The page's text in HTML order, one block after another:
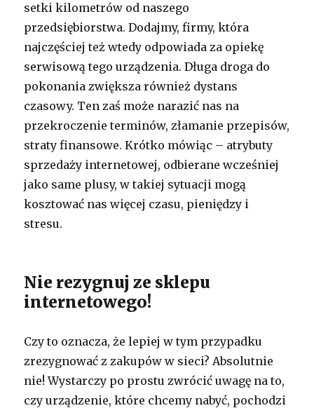
setki kilometrów od naszego
przedsiębiorstwa. Dodajmy, firmy, która
najczęściej też wtedy odpowiada za opiekę
serwisową tego urządzenia. Długa droga do
pokonania zwiększa również dystans
czasowy. Ten zaś może narazić nas na
przekroczenie terminów, złamanie przepisów,
straty finansowe. Krótko mówiąc – atrybuty
sprzedaży internetowej, odbierane wcześniej
jako same plusy, w takiej sytuacji mogą
kosztować nas więcej czasu, pieniędzy i
stresu.
Nie rezygnuj ze sklepu
internetowego!
Czy to oznacza, że lepiej w tym przypadku
zrezygnować z zakupów w sieci? Absolutnie
nie! Wystarczy po prostu zwrócić uwagę na to,
czy urządzenie, które chcemy nabyć, pochodzi